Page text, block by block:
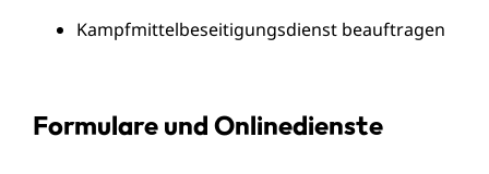
Kampfmittelbeseitigungsdienst beauftragen
Formulare und Onlinedienste